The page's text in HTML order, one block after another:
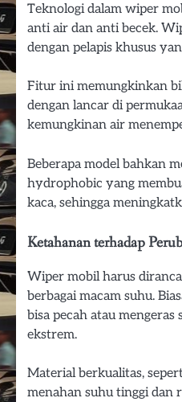
Teknologi dalam wiper
anti air dan anti becek.
dengan pelapis khusus
Fitur ini memungkinkan
dengan lancar di
kemungkinan air
Beberapa model bahkan
hydrophobic yang
kaca, sehingga
Ketahanan terhadap
Wiper mobil harus
berbagai macam suhu.
bisa pecah atau mengeras
ekstrem.
Material berkualitas,
menahan suhu tinggi dan